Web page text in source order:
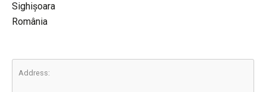
Sighișoara
România
Address: